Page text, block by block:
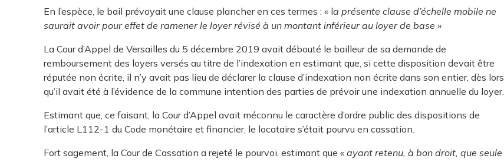
En l’espèce, le bail prévoyait une clause plancher en ces termes : « la présente clause d’échelle mobile ne
saurait avoir pour effet de ramener le loyer révisé à un montant inférieur au loyer de base»
La Cour d’Appel de Versailles du 5 décembre 2019 avait débouté le bailleur de sa demande de
remboursement des loyers versés au titre de l’indexation en estimant que, si cette disposition devait être
réputée non écrite, il n’y avait pas lieu de déclarer la clause d’indexation non écrite dans son entier, dès lors
qu’il avait été à l’évidence de la commune intention des parties de prévoir une indexation annuelle du loyer.
Estimant que, ce faisant, la Cour d’Appel avait méconnu le caractère d’ordre public des dispositions de
l’article L112-1 du Code monétaire et financier, le locataire s’était pourvu en cassation.
Fort sagement, la Cour de Cassation a rejeté le pourvoi, estimant que «ayant retenu, à bon droit, que seule